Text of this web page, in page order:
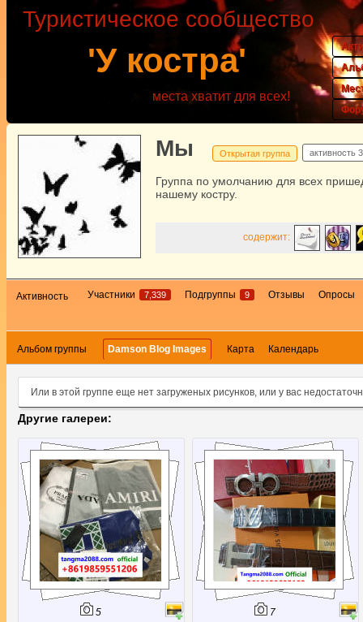
'У костра'
Туристическое сообщество
места хватит для всех!
Мы Открытая группа активность
Группа по умолчанию для всех
нашему костру.
содержит:
Активность Участники 7,339 Подгруппы 9 Отзывы Опросы
Альбом группы Damson Blog Images Карта Календарь
Или в этой группе еще нет загруженых рисунков, или у вас
Другие галереи:
5 7